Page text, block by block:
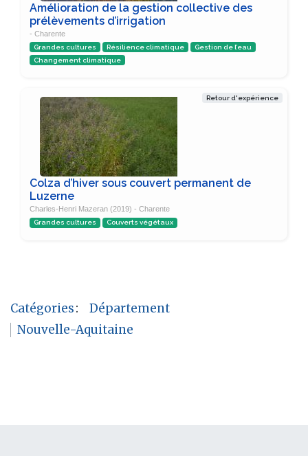
Amélioration de la gestion collective des
prélèvements d’irrigation
- Charente
Grandes cultures Résilience climatique
Gestion de l’eau
Changement climatique
Retour d'expérience
Colza d’hiver sous couvert permanent de
Luzerne
Charles-Henri Mazeran (2019) - Charente
Grandes cultures Couverts végétaux
Catégories:
Département
Nouvelle-Aquitaine